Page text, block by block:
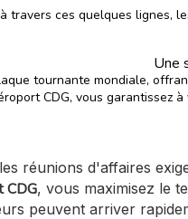
travers ces quelques lignes,
Une
tournante mondiale,
CDG, vous
réunions d'affaires
CDG, vous maximisez le
peuvent arriver